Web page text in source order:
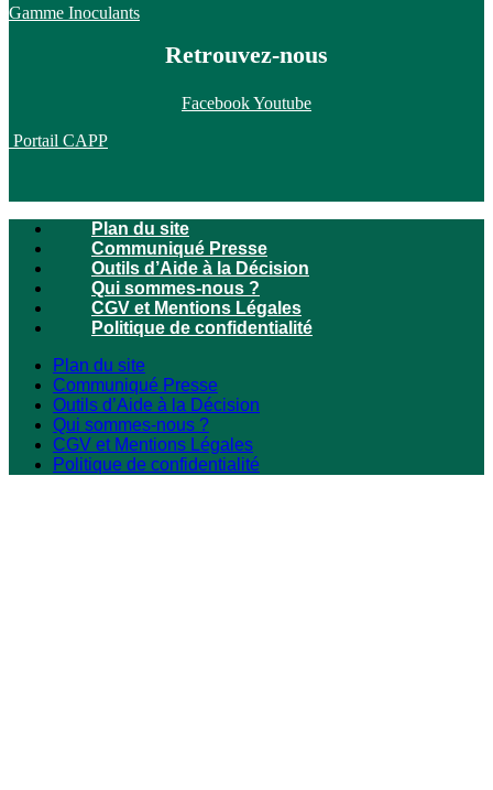
Gamme Inoculants
Retrouvez-nous
FacebookYoutube
Portail CAPP
Plan du site
Communiqué Presse
Outils d’Aide à la Décision
Qui sommes-nous ?
CGV et Mentions Légales
Politique de confidentialité
Plan du site
Communiqué Presse
Outils d’Aide à la Décision
Qui sommes-nous ?
CGV et Mentions Légales
Politique de confidentialité